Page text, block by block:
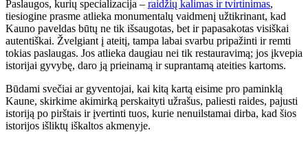
Paslaugos, kurių specializacija – raidžių kalimas ir tvirtinimas,
tiesiogine prasme atlieka monumentalų vaidmenį užtikrinant, kad
Kauno paveldas būtų ne tik išsaugotas, bet ir papasakotas visiškai
autentiškai. Žvelgiant į ateitį, tampa labai svarbu pripažinti ir remti
tokias paslaugas. Jos atlieka daugiau nei tik restauravimą; jos įkvepia
istorijai gyvybę, daro ją prieinamą ir suprantamą ateities kartoms.
Būdami svečiai ar gyventojai, kai kitą kartą eisime pro paminklą
Kaune, skirkime akimirką perskaityti užrašus, paliesti raides, pajusti
istoriją po pirštais ir įvertinti tuos, kurie nenuilstamai dirba, kad šios
istorijos išliktų iškaltos akmenyje.